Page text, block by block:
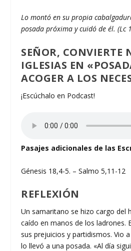
Lo montó en su propia
posada próxima y cuidó de él. (Lc
SEÑOR, CONVIERTE
IGLESIAS EN
ACOGER A LOS
¡Escúchalo en Podcast!
Pasajes adicionales de las
Génesis 18,4-5. – Salmo 5,11-12
REFLEXIÓN
Un samaritano se hizo cargo del
caído en manos de los ladrones.
sus prejuicios y partidismos. Vio
lo llevó a una posada. «Al día